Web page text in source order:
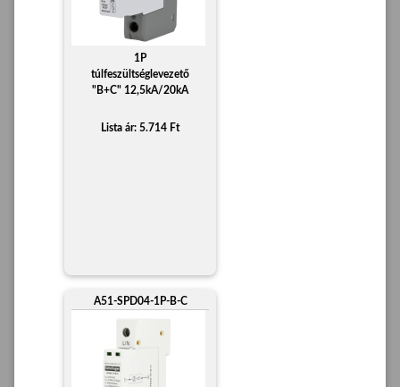
1P
túlfeszültséglevezető
"B+C" 12,5kA/20kA
Lista ár: 5.714 Ft
A51-SPD04-1P-B-C